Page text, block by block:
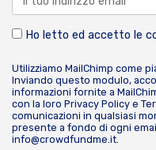
Ho letto ed accetto le
Utilizziamo MailChimp come
Inviando questo modulo,
informazioni fornite a
con la loro Privacy Policy e
comunicazioni in qualsiasi
presente a fondo di ogni
info@crowdfundme.it.